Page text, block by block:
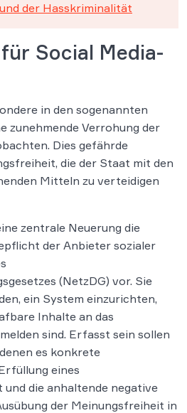
der Hasskriminalität
Social Media-
in den sogenannten
zunehmende Verrohung der
Dies gefährde
die der Staat mit den
Mitteln zu verteidigen
zentrale Neuerung die
der Anbieter sozialer
(NetzDG) vor. Sie
ein System einzurichten,
Inhalte an das
sind. Erfasst sein sollen
es konkrete
eines
die anhaltende negative
der Meinungsfreiheit in